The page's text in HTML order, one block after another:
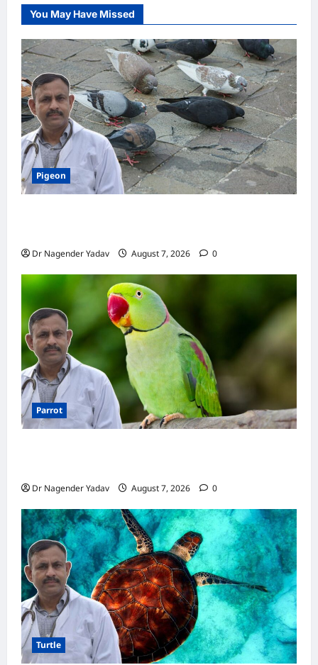
खिलाने
तक
जानें
Lovebirds
को
कैसे
पाले
You May Have Missed
Pigeon
Dr Nagender Yadav August 7, 2026 0
Parrot
Dr Nagender Yadav August 7, 2026 0
Turtle